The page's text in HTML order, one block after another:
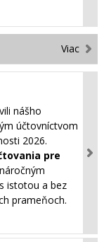
Viac
nášho
účtovníctvom
2026.
pre
istotou a bez
prameňoch.